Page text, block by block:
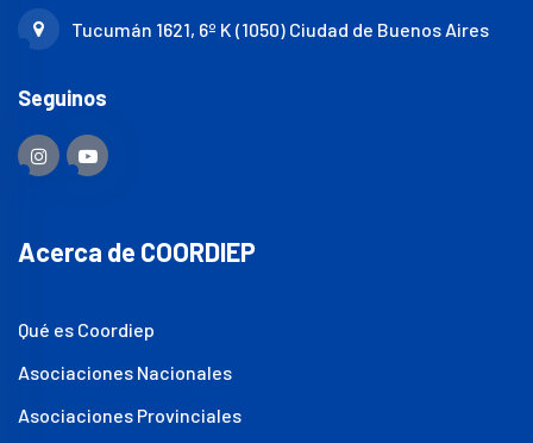
Tucumán 1621, 6º K (1050) Ciudad de Buenos Aires
Seguinos
Acerca de COORDIEP
Qué es Coordiep
Asociaciones Nacionales
Asociaciones Provinciales